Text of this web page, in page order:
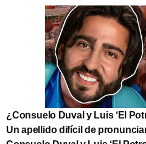
¿Consuelo Duval y Luis ‘El
Un apellido difícil de